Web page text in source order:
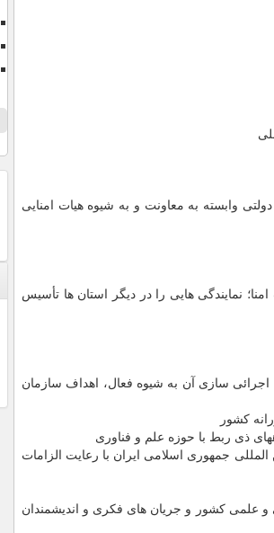
وابسته به معاونت و به شیوه هیات امنایی
نمایندگی هایی را در دیگر استان ها تأسیس
سازی آن به شیوه فعال، اهداف سازمان
کشور
ذی ربط با حوزه علم و فناوری
جمهوری اسلامی ایران با رعایت الزامات
و علمی کشور و جریان های فکری و اندیشمندان